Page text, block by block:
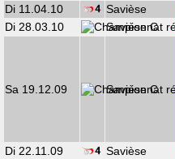
Di 11.04.10 Savièse
Di 28.03.10
Savièse C
Sa 19.12.09 Savièse C
Di 22.11.09 Savièse